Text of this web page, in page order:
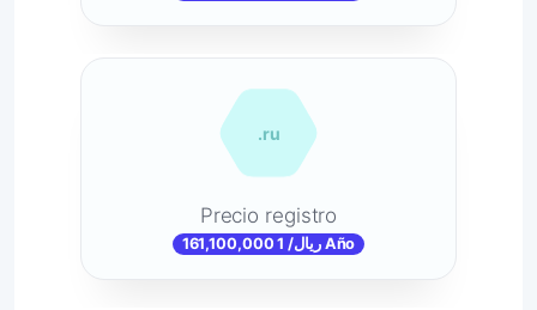
.ru
Precio registro
161,100,000 ریال/ 1 Año